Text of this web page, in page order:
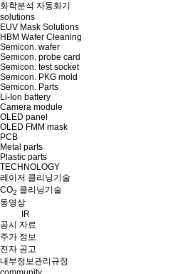
화학분석 자동화기
solutions
EUV Mask Solutions
HBM Wafer Cleaning
Semicon. wafer
Semicon. probe card
Semicon. test socket
Semicon. PKG mold
Semicon. Parts
Li-Ion battery
Camera module
OLED panel
OLED FMM mask
PCB
Metal parts
Plastic parts
TECHNOLOGY
레이저 클리닝기술
CO2 클리닝기술
동영상
IR
공시 자료
주가 정보
전자 공고
내부정보관리규정